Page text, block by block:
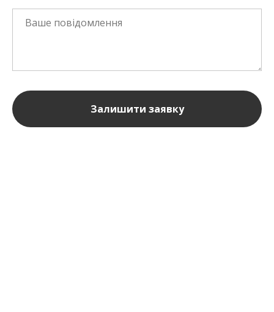
Залишити заявку